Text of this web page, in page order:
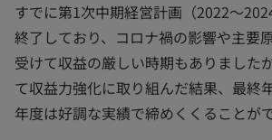
すでに第1次中期経営計画（2022～
終了しており、コロナ禍の影響や主要
受けて収益の厳しい時期もありました
て収益力強化に取り組んだ結果、最終
年度は好調な実績で締めくくることが